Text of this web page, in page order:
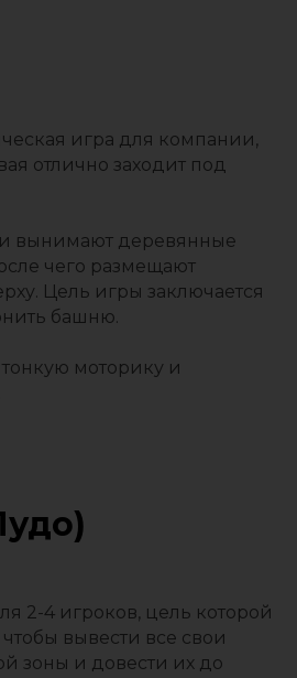
игра для компании,
отлично заходит под
вынимают деревянные
чего размещают
Цель игры заключается
башню.
моторику и
2-4 игроков, цель которой
вывести все свои
зоны и довести их до